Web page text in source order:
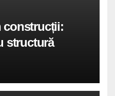
construcții:
structură